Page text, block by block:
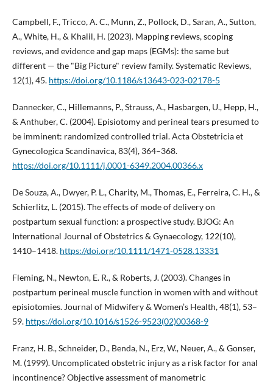
Campbell, F., Tricco, A. C., Munn, Z., Pollock, D., Saran, A., Sutton,
A., White, H., & Khalil, H. (2023). Mapping reviews, scoping
reviews, and evidence and gap maps (EGMs): the same but
different — the "Big Picture" review family. Systematic Reviews,
12(1), 45. https://doi.org/10.1186/s13643-023-02178-5
Dannecker, C., Hillemanns, P., Strauss, A., Hasbargen, U., Hepp, H.,
& Anthuber, C. (2004). Episiotomy and perineal tears presumed to
be imminent: randomized controlled trial. Acta Obstetricia et
Gynecologica Scandinavica, 83(4), 364–368.
https://doi.org/10.1111/j.0001-6349.2004.00366.x
De Souza, A., Dwyer, P. L., Charity, M., Thomas, E., Ferreira, C. H., &
Schierlitz, L. (2015). The effects of mode of delivery on
postpartum sexual function: a prospective study. BJOG: An
International Journal of Obstetrics & Gynaecology, 122(10),
1410–1418. https://doi.org/10.1111/1471-0528.13331
Fleming, N., Newton, E. R., & Roberts, J. (2003). Changes in
postpartum perineal muscle function in women with and without
episiotomies. Journal of Midwifery & Women’s Health, 48(1), 53–
59. https://doi.org/10.1016/s1526-9523(02)00368-9
Franz, H. B., Schneider, D., Benda, N., Erz, W., Neuer, A., & Gonser,
M. (1999). Uncomplicated obstetric injury as a risk factor for anal
incontinence? Objective assessment of manometric